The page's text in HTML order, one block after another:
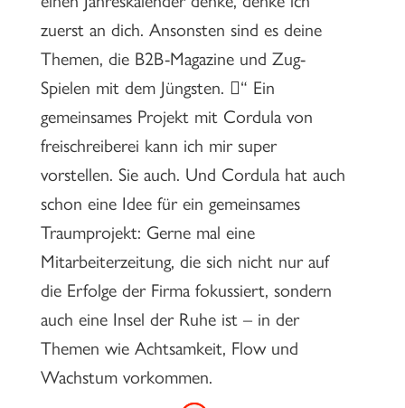
zuerst an dich. Ansonsten sind es deine
Themen, die B2B-Magazine und Zug-
Spielen mit dem Jüngsten. “ Ein
gemeinsames Projekt mit Cordula von
freischreiberei kann ich mir super
vorstellen. Sie auch. Und Cordula hat auch
schon eine Idee für ein gemeinsames
Traumprojekt: Gerne mal eine
Mitarbeiterzeitung, die sich nicht nur auf
die Erfolge der Firma fokussiert, sondern
auch eine Insel der Ruhe ist – in der
Themen wie Achtsamkeit, Flow und
Wachstum vorkommen.